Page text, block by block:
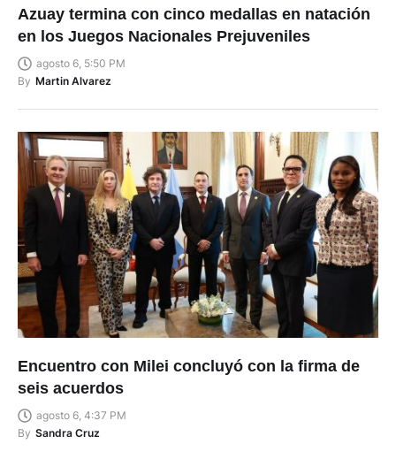
Azuay termina con cinco medallas en natación
en los Juegos Nacionales Prejuveniles
agosto 6, 5:50 PM
By Martin Alvarez
Encuentro con Milei concluyó con la firma de
seis acuerdos
agosto 6, 4:37 PM
By Sandra Cruz